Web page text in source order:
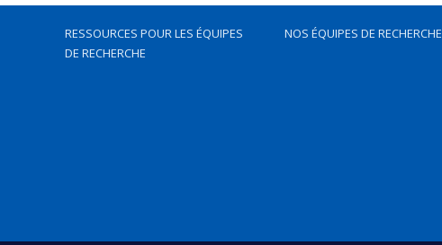
RESSOURCES POUR LES ÉQUIPES
DE RECHERCHE
NOS ÉQUIPES DE RECHERCHE